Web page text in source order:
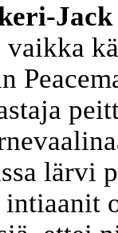
Jack
vaikka
lärvi